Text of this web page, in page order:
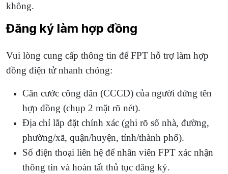
không.
Đăng ký làm hợp đồng
Vui lòng cung cấp thông tin để FPT hỗ trợ làm hợp
đồng điện tử nhanh chóng:
Căn cước công dân (CCCD) của người đứng tên
hợp đồng (chụp 2 mặt rõ nét).
Địa chỉ lắp đặt chính xác (ghi rõ số nhà, đường,
phường/xã, quận/huyện, tỉnh/thành phố).
Số điện thoại liên hệ để nhân viên FPT xác nhận
thông tin và hoàn tất thủ tục đăng ký.